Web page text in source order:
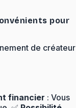
pour
de créateur
financier : Vous